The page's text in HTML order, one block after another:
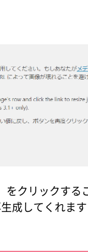
をクリックする
成してくれます